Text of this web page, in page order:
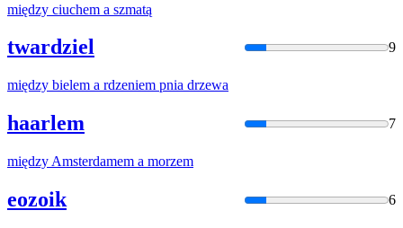
między ciuchem a szmatą
twardziel 9
między bielem a rdzeniem pnia drzewa
haarlem 7
między Amsterdamem a morzem
eozoik 6